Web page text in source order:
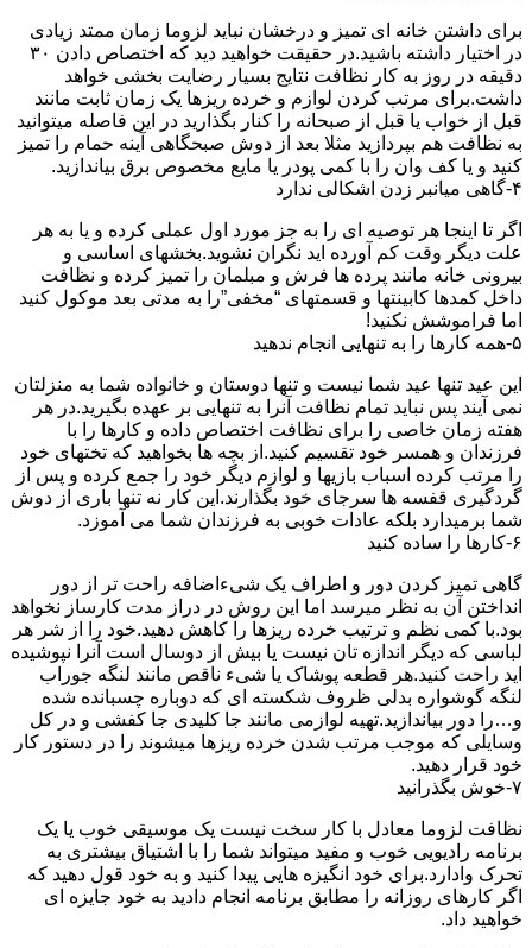
برای داشتن خانه ای تمیز و درخشان نباید لزوما زمان ممتد زیادی
در اختیار داشته باشید.در حقیقت خواهید دید که اختصاص دادن ۳۰
دقیقه در روز به کار نظافت نتایج بسیار رضایت بخشی خواهد
داشت.برای مرتب کردن لوازم و خرده ریزها یک زمان ثابت مانند
قبل از خواب یا قبل از صبحانه را کنار بگذارید در این فاصله میتوانید
به نظافت هم بپردازید مثلا بعد از دوش صبحگاهی آینه حمام را تمیز
کنید و یا کف وان را با کمی پودر یا مایع مخصوص برق بیاندازید.
۴-گاهی میانبر زدن اشکالی ندارد
اگر تا اینجا هر توصیه ای را به جز مورد اول عملی کرده و یا به هر
علت دیگر وقت کم آورده اید نگران نشوید.بخشهای اساسی و
بیرونی خانه مانند پرده ها فرش و مبلمان را تمیز کرده و نظافت
داخل کمدها کابینتها و قسمتهای “مخفی”را به مدتی بعد موکول کنید
اما فراموشش نکنید!
۵-همه کارها را به تنهایی انجام ندهید
این عید تنها عید شما نیست و تنها دوستان و خانواده شما به منزلتان
نمی آیند پس نباید تمام نظافت آنرا به تنهایی بر عهده بگیرید.در هر
هفته زمان خاصی را برای نظافت اختصاص داده و کارها را با
فرزندان و همسر خود تقسیم کنید.از بچه ها بخواهید که تختهای خود
را مرتب کرده اسباب بازیها و لوازم دیگر خود را جمع کرده و پس از
گردگیری قفسه ها سرجای خود بگذارند.این کار نه تنها باری از دوش
شما برمیدارد بلکه عادات خوبی به فرزندان شما می آموزد.
۶-کارها را ساده کنید
گاهی تمیز کردن دور و اطراف یک شیءاضافه راحت تر از دور
انداختن آن به نظر میرسد اما این روش در دراز مدت کارساز نخواهد
بود.با کمی نظم و ترتیب خرده ریزها را کاهش دهید.خود را از شر هر
لباسی که دیگر اندازه تان نیست یا بیش از دوسال است آنرا نپوشیده
اید راحت کنید.هر قطعه پوشاک یا شیء ناقص مانند لنگه جوراب
لنگه گوشواره بدلی ظروف شکسته ای که دوباره چسبانده شده
و…را دور بیاندازید.تهیه لوازمی مانند جا کلیدی جا کفشی و در کل
وسایلی که موجب مرتب شدن خرده ریزها میشوند را در دستور کار
خود قرار دهید.
۷-خوش بگذرانید
نظافت لزوما معادل با کار سخت نیست یک موسیقی خوب یا یک
برنامه رادیویی خوب و مفید میتواند شما را با اشتیاق بیشتری به
تحرک وادارد.برای خود انگیزه هایی پیدا کنید و به خود قول دهید که
اگر کارهای روزانه را مطابق برنامه انجام دادید به خود جایزه ای
خواهید داد.